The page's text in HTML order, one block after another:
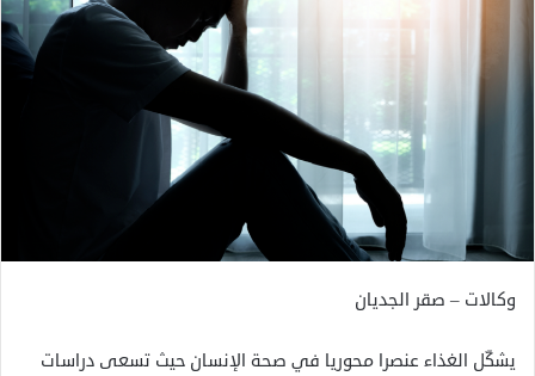
وكالات – صقر الجديان
يشكّل الغذاء عنصرا محوريا في صحة الإنسان حيث تسعى دراسات